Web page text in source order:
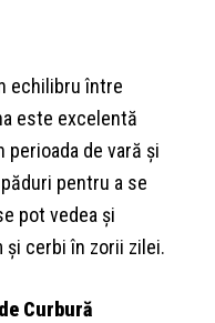
echilibru între
este excelentă
perioada de vară și
pentru a se
pot vedea și
și cerbi în zorii zilei.
Curbură